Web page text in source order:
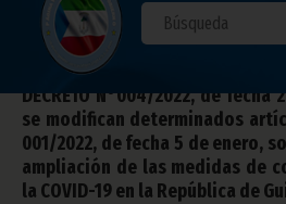
Presidencia COVID-19
DECRETO N°004/2022, de
se modifican determinados
001/2022, de fecha 5 de enero,
ampliación de las medidas de
la COVID-19 en la República de